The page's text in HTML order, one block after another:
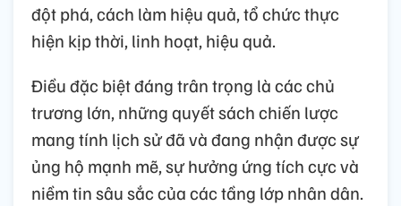
đột phá, cách làm hiệu quả, tổ chức thực
hiện kịp thời, linh hoạt, hiệu quả.
Điều đặc biệt đáng trân trọng là các chủ
trương lớn, những quyết sách chiến lược
mang tính lịch sử đã và đang nhận được sự
ủng hộ mạnh mẽ, sự hưởng ứng tích cực và
niềm tin sâu sắc của các tầng lớp nhân dân.